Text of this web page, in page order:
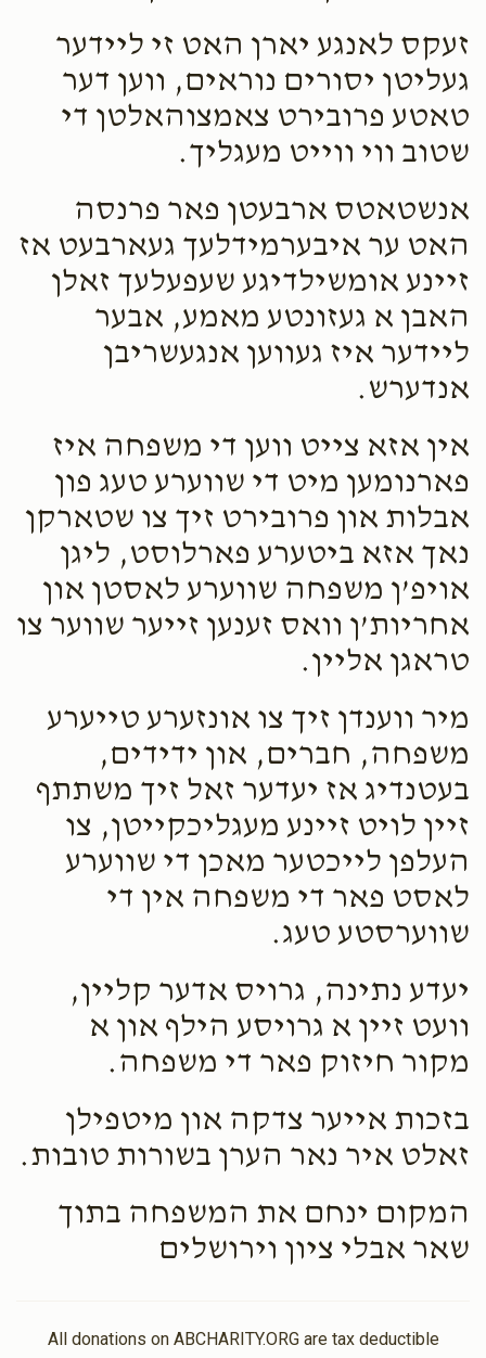
זעקס לאנגע יארן האט זי ליידער
געליטן יסורים נוראים, ווען דער
טאטע פרובירט צאמצוהאלטן די
שטוב ווי ווייט מעגליך.
אנשטאטס ארבעטן פאר פרנסה
האט ער איבערמידלעך געארבעט אז
זיינע אומשילדיגע שעפעלעך זאלן
האבן א געזונטע מאמע, אבער
ליידער איז געווען אנגעשריבן
אנדערש.
אין אזא צייט ווען די משפחה איז
פארנומען מיט די שווערע טעג פון
אבלות און פרובירט זיך צו שטארקן
נאך אזא ביטערע פארלוסט, ליגן
אויפ’ן משפחה שווערע לאסטן און
אחריות’ן וואס זענען זייער שווער צו
טראגן אליין.
מיר ווענדן זיך צו אונזערע טייערע
משפחה, חברים, און ידידים,
בעטנדיג אז יעדער זאל זיך משתתף
זיין לויט זיינע מעגליכקייטן, צו
העלפן לייכטער מאכן די שווערע
לאסט פאר די משפחה אין די
שווערסטע טעג.
יעדע נתינה, גרויס אדער קליין,
וועט זיין א גרויסע הילף און א
מקור חיזוק פאר די משפחה.
בזכות אייער צדקה און מיטפילן
זאלט איר נאר הערן בשורות טובות.
המקום ינחם את המשפחה בתוך
שאר אבלי ציון וירושלים
All donations on ABCHARITY.ORG are tax deductible